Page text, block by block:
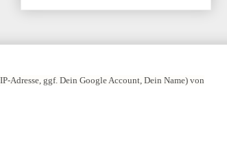
Adresse, ggf. Dein Google Account, Dein Name) von